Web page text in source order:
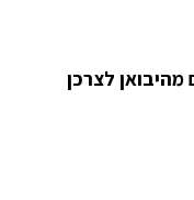
מהיבואן לצרכן